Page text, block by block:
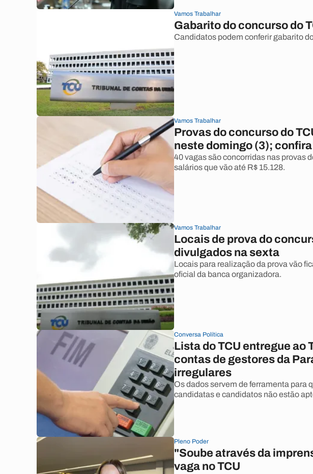
Vamos Trabalhar
Gabarito do concurso do
Candidatos podem conferir gabarito
Vamos Trabalhar
Provas do concurso do
neste domingo (3);
40 vagas são concorridas nas provas
salários que vão até R$ 15.128.
Vamos Trabalhar
Locais de prova do
divulgados na sexta
Locais para realização da prova vão
oficial da banca organizadora.
Conversa Política
Lista do TCU entregue ao
contas de gestores da
irregulares
Os dados servem de ferramenta para
candidatas e candidatos não estão
Pleno Poder
"Soube através da
vaga no TCU